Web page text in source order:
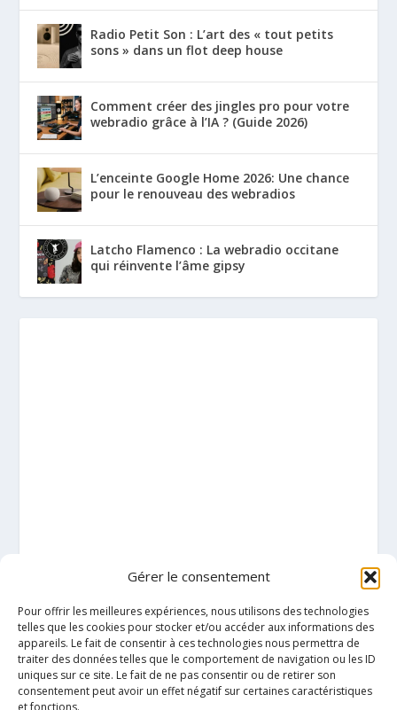
Gérer le consentement
Pour offrir les meilleures expériences, nous utilisons des technologies
telles que les cookies pour stocker et/ou accéder aux informations des
appareils. Le fait de consentir à ces technologies nous permettra de
traiter des données telles que le comportement de navigation ou les ID
uniques sur ce site. Le fait de ne pas consentir ou de retirer son
consentement peut avoir un effet négatif sur certaines caractéristiques
Radio Petit Son : L’art des « tout petits
sons » dans un flot deep house
Comment créer des jingles pro pour votre
webradio grâce à l’IA ? (Guide 2026)
L’enceinte Google Home 2026: Une chance
pour le renouveau des webradios
Latcho Flamenco : La webradio occitane
qui réinvente l’âme gipsy